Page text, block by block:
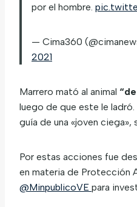
por el hombre.
— Cima360
2021
Marrero mató al animal
luego de que este le
guía de una «joven ciega»,
Por estas acciones fue
en materia de Protección
@MinpublicoVE para